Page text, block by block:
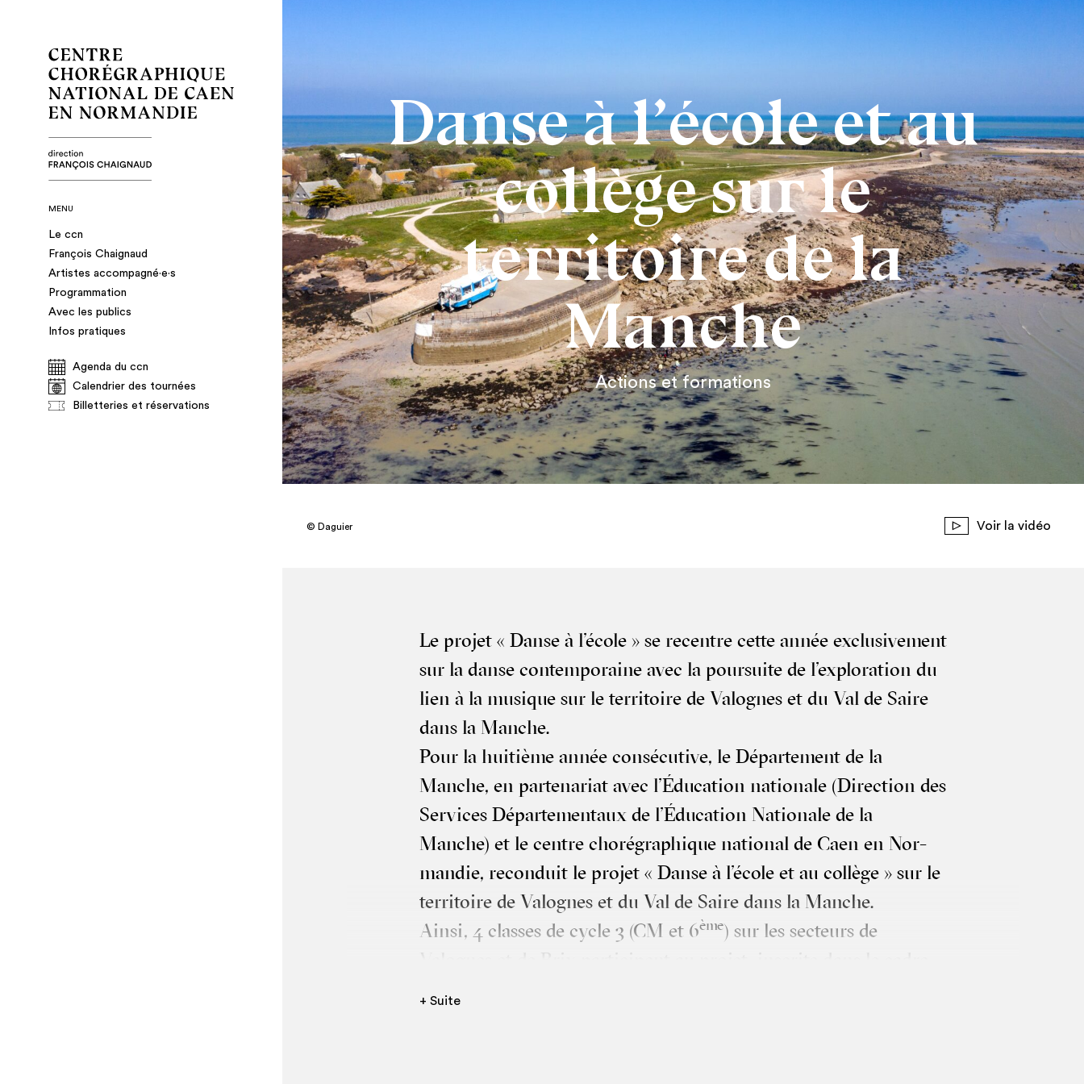
MENU
Le ccn
François Chaignaud
Artistes accompagné·e·s
Programmation
Avec les publics
Infos pratiques
Agenda du ccn
Calendrier des tournées
Billetteries et réservations
Danse à l’école et au
collège sur le
territoire de la
Manche
Actions et formations
© Daguier Voir la vidéo
Le pro­jet « Danse à l’école » se recentre cette année exclu­si­ve­ment
sur la danse contem­po­raine avec la pour­suite de l’exploration du
lien à la musique sur le ter­ri­toire de Valognes et du Val de Saire
dans la Manche.
Pour la hui­tième année consé­cu­tive, le Dépar­te­ment de la
Manche, en par­te­na­riat avec l’Éducation natio­nale (Direc­tion des
Ser­vices Dépar­te­men­taux de l’Éducation Natio­nale de la
Manche) et le centre cho­ré­gra­phique natio­nal de Caen en Nor­
man­die, recon­duit le pro­jet « Danse à l’école et au col­lège » sur le
ter­ri­toire de Valognes et du Val de Saire dans la Manche.
Ain­si, 4 classes de cycle 3 (CM et 6ème) sur les sec­teurs de
du Sché­ma dépar­te­men­tal de l’en­sei­gne­ment, des pra­tiques et de
+ Suite